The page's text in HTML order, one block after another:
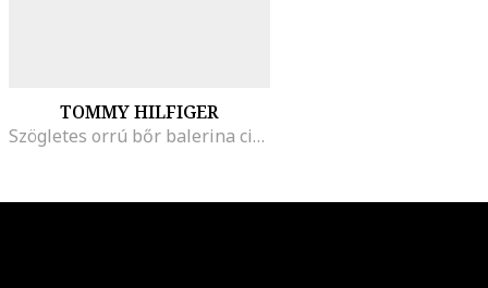
TOMMY HILFIGER
Szögletes orrú bőr balerina cipő, Fekete